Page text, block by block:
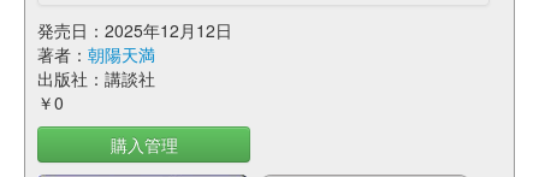
発売日：2025年12月12日
著者： 朝陽天満
出版社：講談社
￥0
購入管理